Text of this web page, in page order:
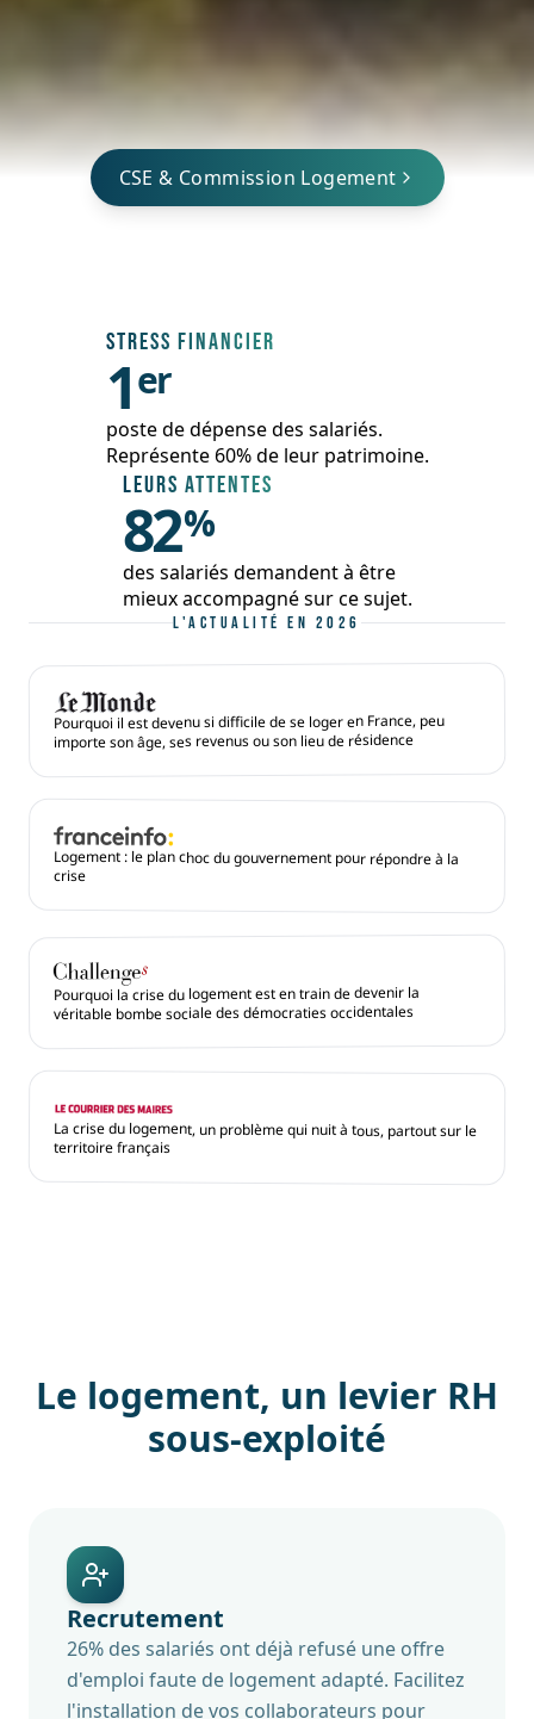
CSE & Commission Logement
STRESS FINANCIER
1er
poste de dépense des salariés.
Représente 60% de leur patrimoine.
LEURS ATTENTES
82%
des salariés demandent à être
mieux accompagné sur ce sujet.
L'ACTUALITÉ EN 2026
Pourquoi il est devenu si difficile de se loger en France, peu
importe son âge, ses revenus ou son lieu de résidence
Logement : le plan choc du gouvernement pour répondre à la
crise
Pourquoi la crise du logement est en train de devenir la
véritable bombe sociale des démocraties occidentales
La crise du logement, un problème qui nuit à tous, partout sur le
territoire français
Le logement, un levier RH
sous-exploité
Recrutement
26% des salariés ont déjà refusé une offre
d'emploi faute de logement adapté. Facilitez
l'installation de vos collaborateurs pour